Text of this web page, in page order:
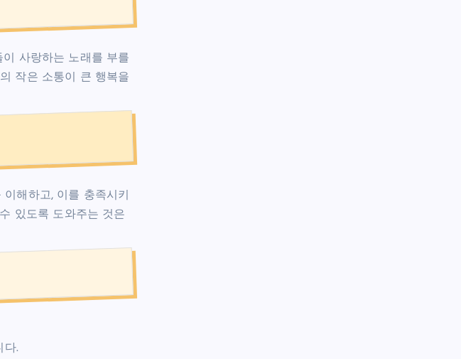
사랑하는 노래를 부를
작은 소통이 큰 행복을
해하고, 이를 충족시키
있도록 도와주는 것은
다.